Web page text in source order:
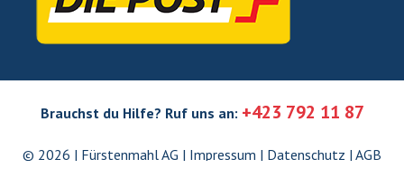
Brauchst du Hilfe? Ruf uns an: +423 792 11 87
© 2026 | Fürstenmahl AG | Impressum | Datenschutz | AGB